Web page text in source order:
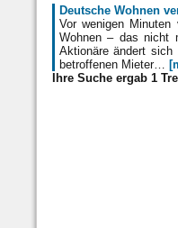
Deutsche Wohnen
Vor wenigen
Wohnen – das nicht
Aktionäre ändert sich
betroffenen Mieter…
Ihre Suche ergab 1